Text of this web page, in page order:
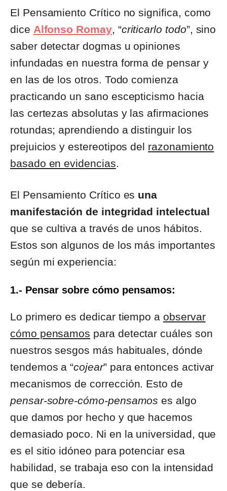
El Pensamiento Crítico no significa, como
dice Alfonso Romay, “criticarlo todo”, sino
saber detectar dogmas u opiniones
infundadas en nuestra forma de pensar y
en las de los otros. Todo comienza
practicando un sano escepticismo hacia
las certezas absolutas y las afirmaciones
rotundas; aprendiendo a distinguir los
prejuicios y estereotipos del razonamiento
basado en evidencias.
El Pensamiento Crítico es una
manifestación de integridad intelectual
que se cultiva a través de unos hábitos.
Estos son algunos de los más importantes
según mi experiencia:
1.- Pensar sobre cómo pensamos:
Lo primero es dedicar tiempo aobservar
cómo pensamos para detectar cuáles son
nuestros sesgos más habituales, dónde
tendemos a “cojear” para entonces activar
mecanismos de corrección. Esto de
pensar-sobre-cómo-pensamos es algo
que damos por hecho y que hacemos
demasiado poco. Ni en la universidad, que
es el sitio idóneo para potenciar esa
habilidad, se trabaja eso con la intensidad
que se debería.